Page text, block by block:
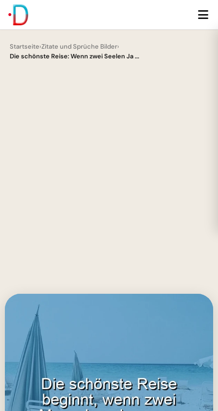
Startseite›Zitate und Sprüche Bilder›
Die schönste Reise: Wenn zwei Seelen Ja ...